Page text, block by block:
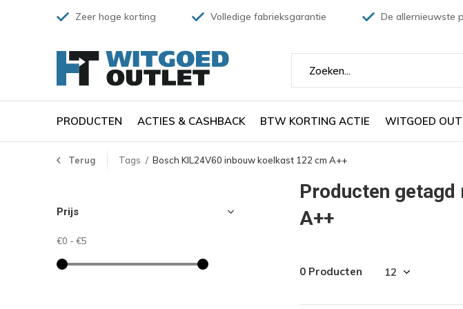
PRODUCTEN ACTIES & CASHBACK BTW KORTING ACTIE WITGOED
Zeer hoge korting Volledige fabrieksgarantie De allernieuwste
Terug Tags Bosch KIL24V60 inbouw koelkast 122 cm A++
Producten
A++
0 Producten
Prijs
€0 - €5